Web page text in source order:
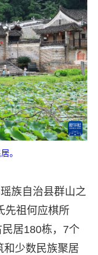
。
族自治县群山之
先祖何应棋所
民居180栋，7个
和少数民族聚居